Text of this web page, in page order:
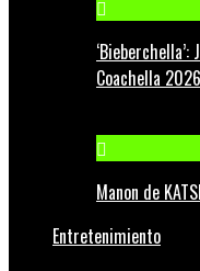
Coachella 2026
Manon de
Entretenimiento